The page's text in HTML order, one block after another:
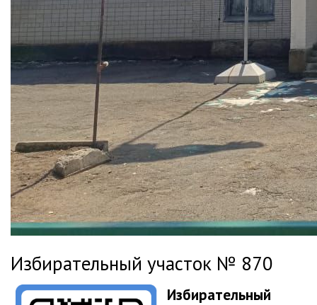
Избирательный участок № 870
Избирательный